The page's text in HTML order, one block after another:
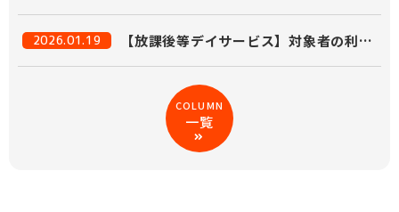
2026.01.19 【放課後等デイサービス】対象者の利用条件と支援内容を徹底解説
COLUMN
一覧